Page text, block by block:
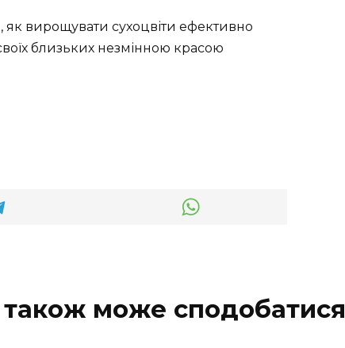
вирощувати сухоцвіти ефективно
близьких незмінною красою
може сподобатися